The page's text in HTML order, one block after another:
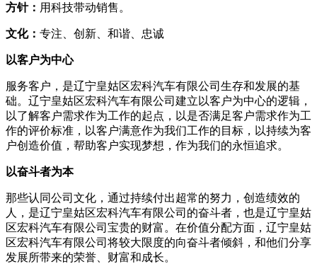
方针： 用科技带动销售。
文化： 专注、创新、和谐、忠诚
以客户为中心
服务客户，是辽宁皇姑区宏科汽车有限公司生存和发展的基
础。辽宁皇姑区宏科汽车有限公司建立以客户为中心的逻辑，
以了解客户需求作为工作的起点，以是否满足客户需求作为工
作的评价标准，以客户满意作为我们工作的目标，以持续为客
户创造价值，帮助客户实现梦想，作为我们的永恒追求。
以奋斗者为本
那些认同公司文化，通过持续付出超常的努力，创造绩效的
人，是辽宁皇姑区宏科汽车有限公司的奋斗者，也是辽宁皇姑
区宏科汽车有限公司宝贵的财富。在价值分配方面，辽宁皇姑
区宏科汽车有限公司将较大限度的向奋斗者倾斜，和他们分享
发展所带来的荣誉、财富和成长。